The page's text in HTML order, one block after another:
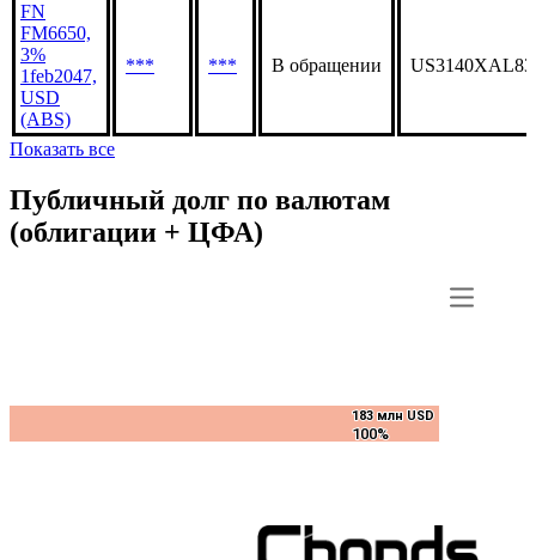
FN
FM6650,
3%
1feb2047,
USD
(ABS)
*** *** В обращении
Показать все
Публичный долг по валютам
(облигации + ЦФА)
183 млн USD
100%
183 млн USD
100%